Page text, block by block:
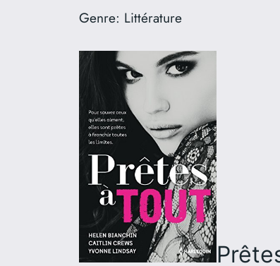
Genre: Littérature